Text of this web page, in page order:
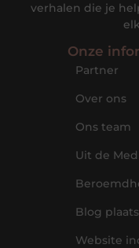
verhalen die je
Onze
Partner
Over ons
Ons team
Uit de
Blog
Website